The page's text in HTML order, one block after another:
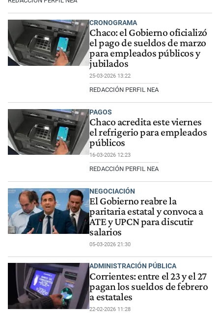
CRONOGRAMA
Chaco: el Gobierno oficializó
el pago de sueldos de marzo
para empleados públicos y
jubilados
25-03-2026 13:22
REDACCIÓN PERFIL NEA
PAGOS
Chaco acredita este viernes
el refrigerio para empleados
públicos
16-03-2026 12:23
REDACCIÓN PERFIL NEA
NEGOCIACIÓN
El Gobierno reabre la
paritaria estatal y convoca a
ATE y UPCN para discutir
salarios
05-03-2026 21:30
ADMINISTRACIÓN PÚBLICA
Corrientes: entre el 23 y el 27
pagan los sueldos de febrero
a estatales
22-02-2026 11:28